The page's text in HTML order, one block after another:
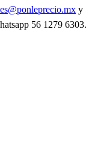
y
56 1279 6303.